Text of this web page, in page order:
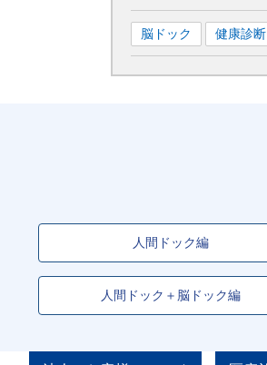
脳ドック 健康診断
人間ドック編
人間ドック＋脳ドック編